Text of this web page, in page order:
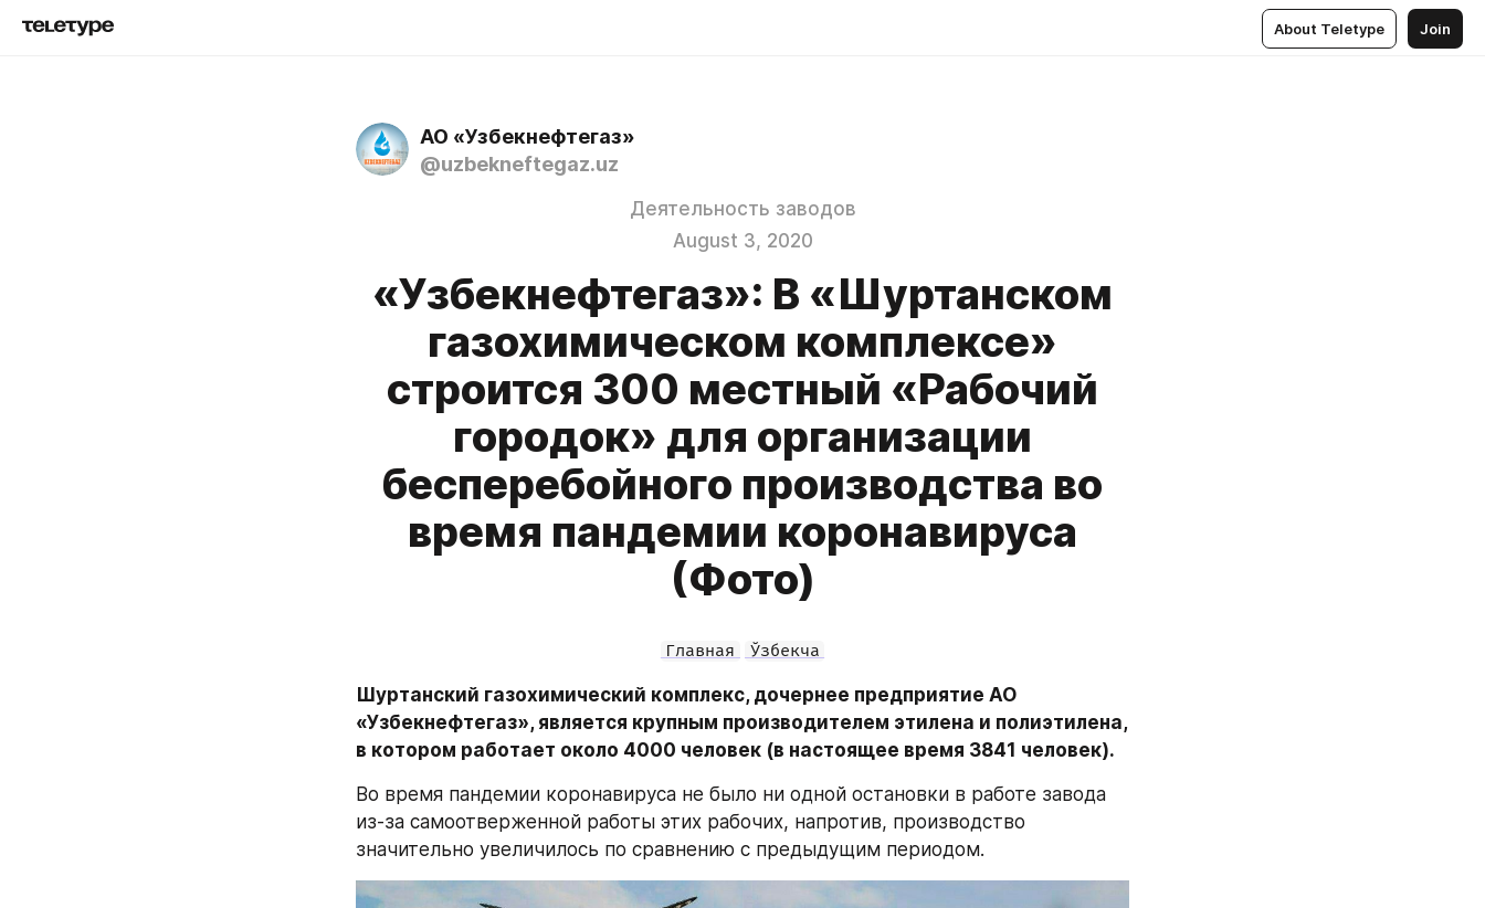
About Teletype Join
АО «Узбекнефтегаз»
@uzbekneftegaz.uz
Деятельность заводов
August 3, 2020
«Узбекнефтегаз»: В «Шуртанском
газохимическом комплексе»
строится 300 местный «Рабочий
городок» для организации
бесперебойного производства во
время пандемии коронавируса
(Фото)
Главная Ўзбекча
Шуртанский газохимический комплекс, дочернее предприятие АО
«Узбекнефтегаз», является крупным производителем этилена и полиэтилена,
в котором работает около 4000 человек (в настоящее время 3841 человек).
Во время пандемии коронавируса не было ни одной остановки в работе завода
из-за самоотверженной работы этих рабочих, напротив, производство
значительно увеличилось по сравнению с предыдущим периодом.